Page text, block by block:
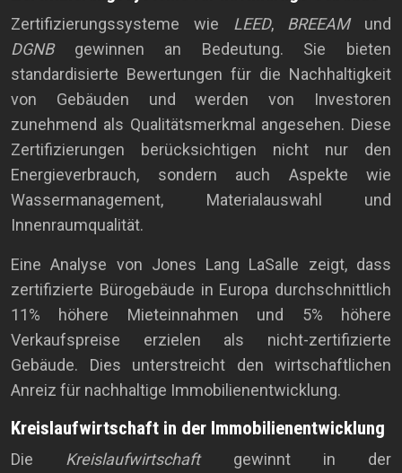
Zertifizierungssysteme wie LEED, BREEAMund
DGNBgewinnen an Bedeutung. Sie bieten
standardisierte Bewertungen für die Nachhaltigkeit
von Gebäuden und werden von Investoren
zunehmend als Qualitätsmerkmal angesehen. Diese
Zertifizierungen berücksichtigen nicht nur den
Energieverbrauch, sondern auch Aspekte wie
Wassermanagement, Materialauswahl und
Innenraumqualität.
Eine Analyse von Jones Lang LaSalle zeigt, dass
zertifizierte Bürogebäude in Europa durchschnittlich
11% höhere Mieteinnahmen und 5% höhere
Verkaufspreise erzielen als nicht-zertifizierte
Gebäude. Dies unterstreicht den wirtschaftlichen
Anreiz für nachhaltige Immobilienentwicklung.
Kreislaufwirtschaft in der Immobilienentwicklung
Die Kreislaufwirtschaftgewinnt in der